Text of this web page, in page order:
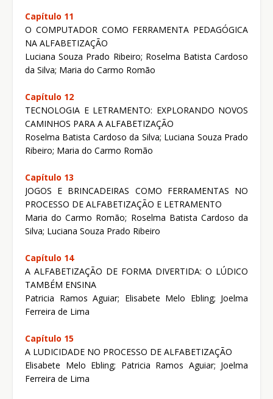
Capítulo 11
O COMPUTADOR COMO FERRAMENTA PEDAGÓGICA
NA ALFABETIZAÇÃO
Luciana Souza Prado Ribeiro; Roselma Batista Cardoso
da Silva; Maria do Carmo Romão
Capítulo 12
TECNOLOGIA E LETRAMENTO: EXPLORANDO NOVOS
CAMINHOS PARA A ALFABETIZAÇÃO
Roselma Batista Cardoso da Silva; Luciana Souza Prado
Ribeiro; Maria do Carmo Romão
Capítulo 13
JOGOS E BRINCADEIRAS COMO FERRAMENTAS NO
PROCESSO DE ALFABETIZAÇÃO E LETRAMENTO
Maria do Carmo Romão; Roselma Batista Cardoso da
Silva; Luciana Souza Prado Ribeiro
Capítulo 14
A ALFABETIZAÇÃO DE FORMA DIVERTIDA: O LÚDICO
TAMBÉM ENSINA
Patricia Ramos Aguiar; Elisabete Melo Ebling; Joelma
Ferreira de Lima
Capítulo 15
A LUDICIDADE NO PROCESSO DE ALFABETIZAÇÃO
Elisabete Melo Ebling; Patricia Ramos Aguiar; Joelma
Ferreira de Lima